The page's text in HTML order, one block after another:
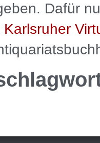
Dafür
Karlsruher